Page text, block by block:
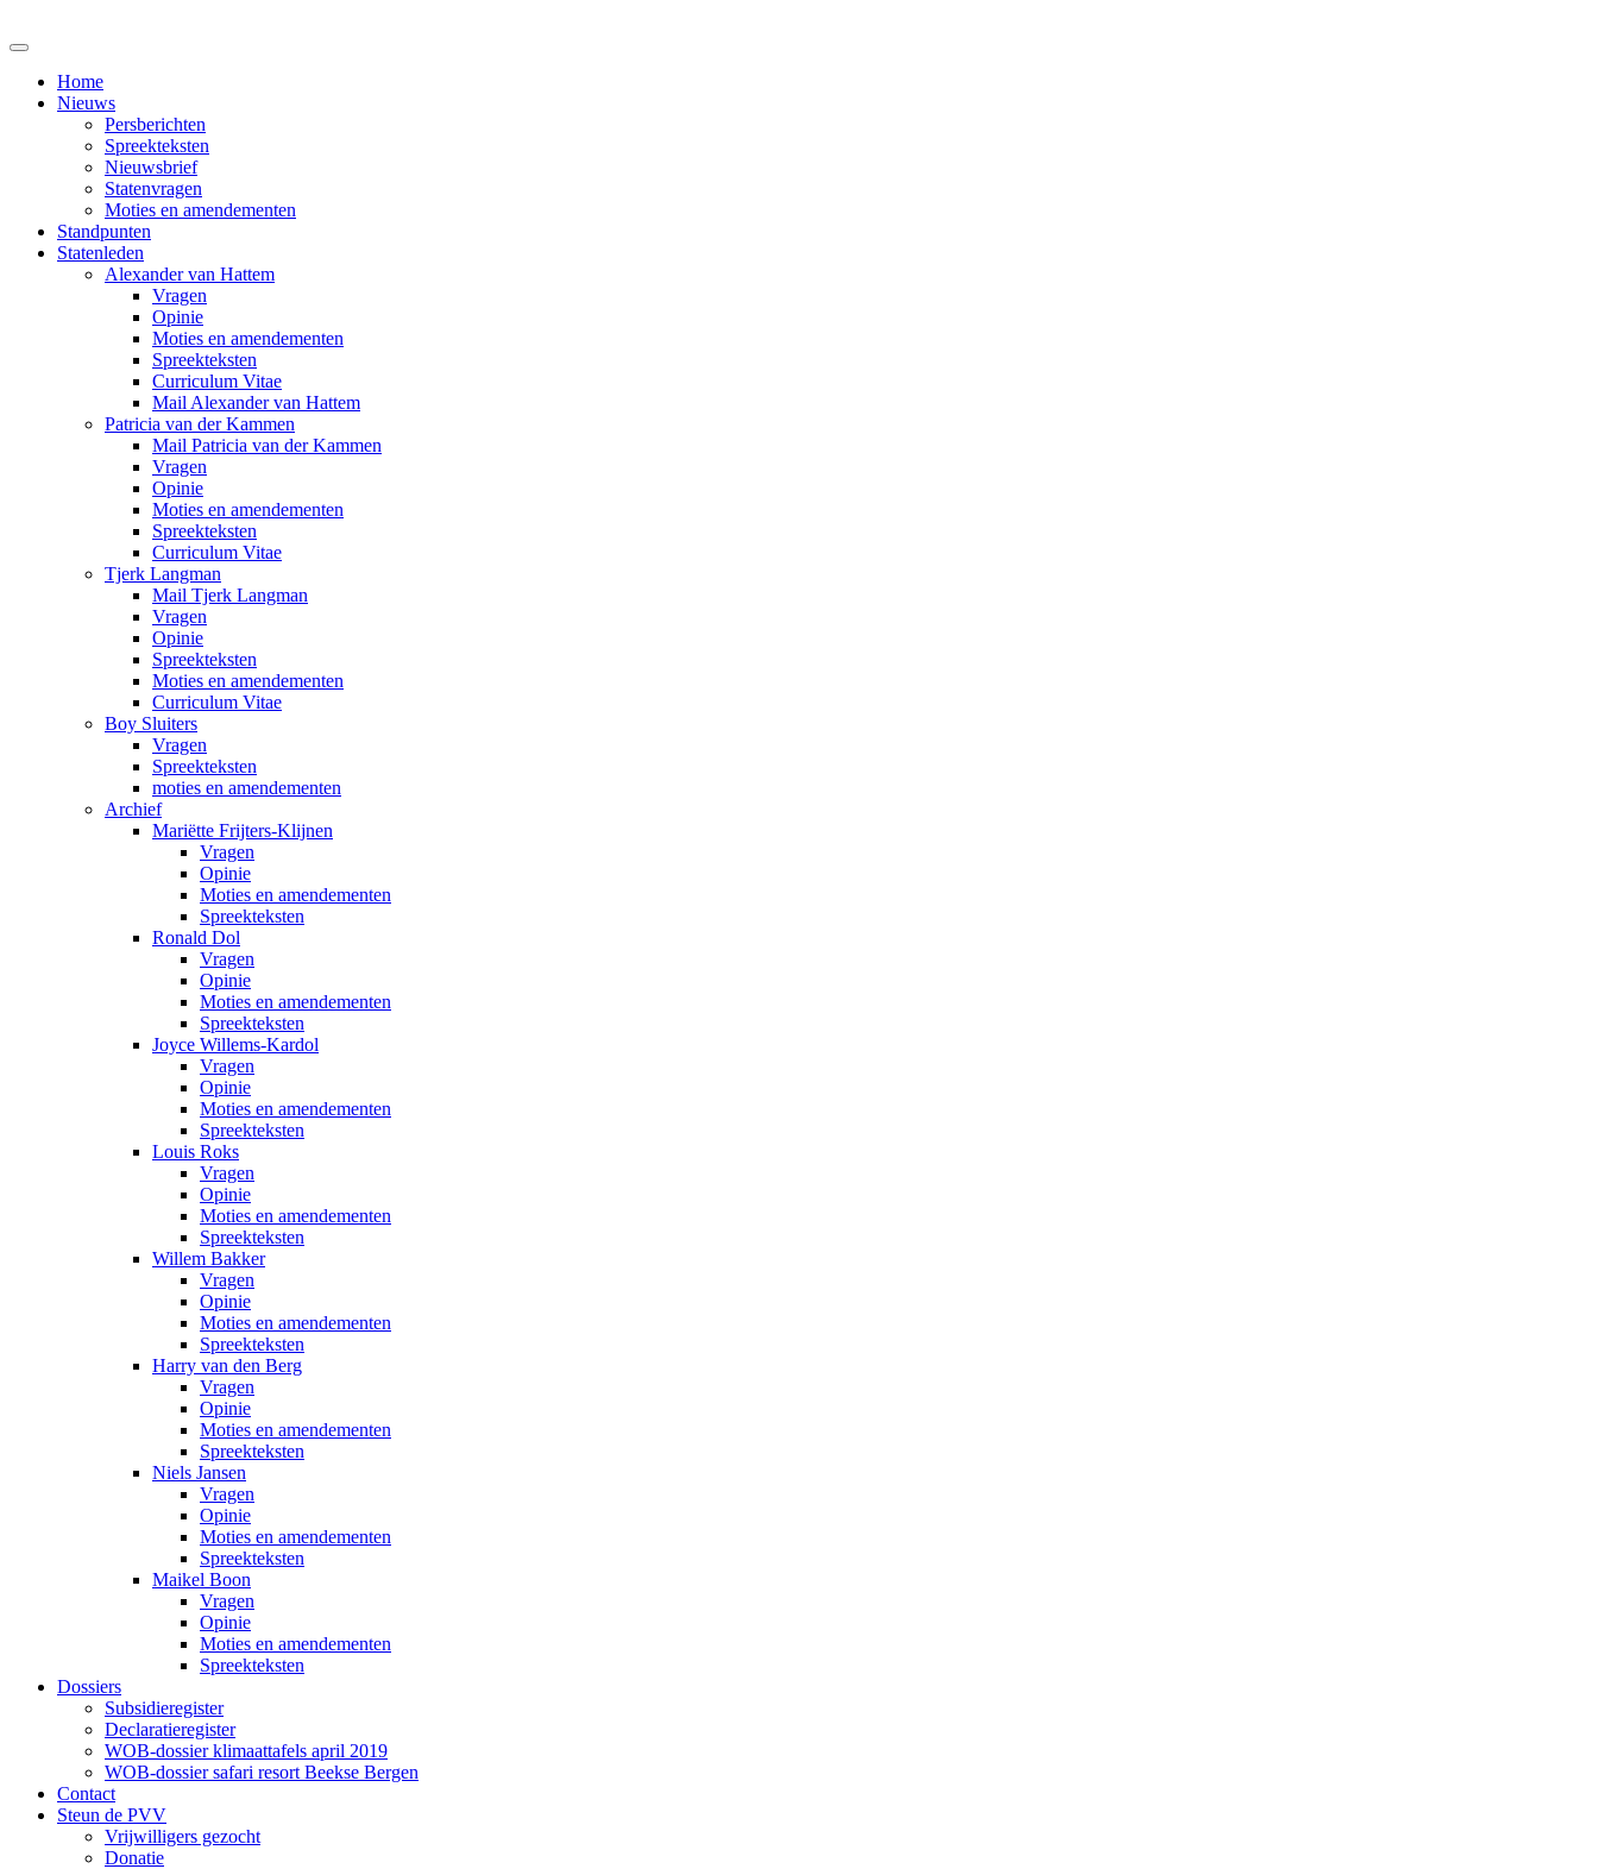
Home
Nieuws
Persberichten
Spreekteksten
Nieuwsbrief
Statenvragen
Moties en amendementen
Standpunten
Statenleden
Alexander van Hattem
Vragen
Opinie
Moties en amendementen
Spreekteksten
Curriculum Vitae
Mail Alexander van Hattem
Patricia van der Kammen
Mail Patricia van der Kammen
Vragen
Opinie
Moties en amendementen
Spreekteksten
Curriculum Vitae
Tjerk Langman
Mail Tjerk Langman
Vragen
Opinie
Spreekteksten
Moties en amendementen
Curriculum Vitae
Boy Sluiters
Vragen
Spreekteksten
moties en amendementen
Archief
Mariëtte Frijters-Klijnen
Vragen
Opinie
Moties en amendementen
Spreekteksten
Ronald Dol
Vragen
Opinie
Moties en amendementen
Spreekteksten
Joyce Willems-Kardol
Vragen
Opinie
Moties en amendementen
Spreekteksten
Louis Roks
Vragen
Opinie
Moties en amendementen
Spreekteksten
Willem Bakker
Vragen
Opinie
Moties en amendementen
Spreekteksten
Harry van den Berg
Vragen
Opinie
Moties en amendementen
Spreekteksten
Niels Jansen
Vragen
Opinie
Moties en amendementen
Spreekteksten
Maikel Boon
Vragen
Opinie
Moties en amendementen
Spreekteksten
Dossiers
Subsidieregister
Declaratieregister
WOB-dossier klimaattafels april 2019
WOB-dossier safari resort Beekse Bergen
Contact
Steun de PVV
Vrijwilligers gezocht
Donatie